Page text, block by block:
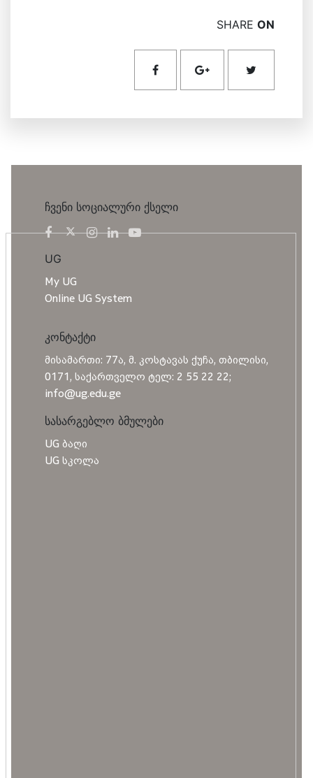
SHARE ON
ჩვენი სოციალური ქსელი
UG
My UG
Online UG System
კონტაქტი
მისამართი: 77ა, მ. კოსტავას ქუჩა, თბილისი,
0171, საქართველო ტელ: 2 55 22 22;
info@ug.edu.ge
სასარგებლო ბმულები
UG ბაღი
UG სკოლა